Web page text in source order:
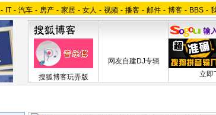
- IT - 汽车 - 房产 - 家居 - 女人 - 视频 - 播客 - 邮件 - 博客 - BBS -
搜狐博客玩弄版
网友自建DJ专辑
立即